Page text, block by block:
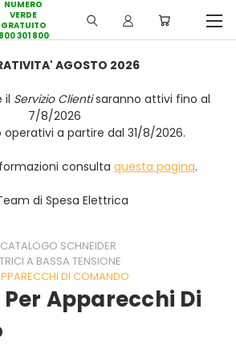
NUMERO
VERDE
GRATUITO
800 301 800
AGOSTO 2026
il Servizio Clientisaranno attivi fino al
7/8/2026
a partire dal 31/8/2026.
consulta questa pagina.
di Spesa Elettrica
CATALOGO SCHNEIDER
A BASSA TENSIONE
DI COMANDO
Apparecchi Di